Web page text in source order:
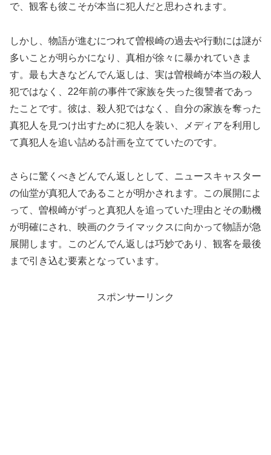
で、観客も彼こそが本当に犯人だと思わされます。
しかし、物語が進むにつれて曽根崎の過去や行動には謎が
多いことが明らかになり、真相が徐々に暴かれていきま
す。最も大きなどんでん返しは、実は曽根崎が本当の殺人
犯ではなく、22年前の事件で家族を失った復讐者であっ
たことです。彼は、殺人犯ではなく、自分の家族を奪った
真犯人を見つけ出すために犯人を装い、メディアを利用し
て真犯人を追い詰める計画を立てていたのです。
さらに驚くべきどんでん返しとして、ニュースキャスター
の仙堂が真犯人であることが明かされます。この展開によ
って、曽根崎がずっと真犯人を追っていた理由とその動機
が明確にされ、映画のクライマックスに向かって物語が急
展開します。このどんでん返しは巧妙であり、観客を最後
まで引き込む要素となっています。
スポンサーリンク